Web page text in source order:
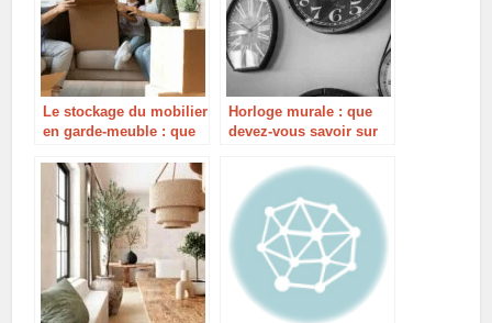
Le stockage du mobilier
en garde-meuble : que
Horloge murale : que
devez-vous savoir sur